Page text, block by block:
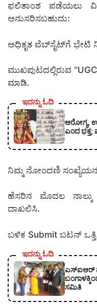
ಫಲಿತಾಂಶ ಪಡೆಯಲು
ಅನುಸರಿಸಬಹುದು:
ಅಧಿಕೃತ ವೆಬ್‌ಸೈಟ್‌ಗೆ ಭೇಟಿ
ಮುಖಪುಟದಲ್ಲಿರುವ
ಮಾಡಿ.
ಇದನ್ನು ಓದಿ
ಆರೋಗ್ಯ,
ಎಂದ ಭಕ್ತ;
ನಿಮ್ಮ ನೋಂದಣಿ
ಹೆಸರಿನ ಮೊದಲ ನಾಲ್ಕು
ದಾಖಲಿಸಿ.
ಬಳಿಕ Submit ಬಟನ್
ಇದನ್ನು ಓದಿ
ಎಸ್‍ಐಆರ್
ಸಮಿತಿ